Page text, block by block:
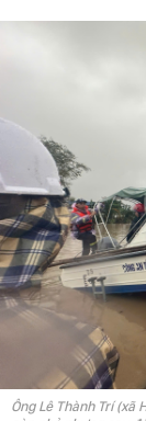
Ông Lê Thành Trí (xã